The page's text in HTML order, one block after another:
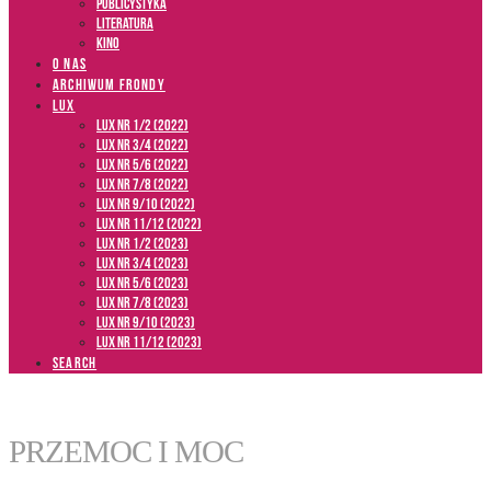
Literatura
Kino
O NAS
ARCHIWUM FRONDY
LUX
LUX NR 1/2 (2022)
LUX NR 3/4 (2022)
LUX NR 5/6 (2022)
LUX NR 7/8 (2022)
LUX nr 9/10 (2022)
LUX NR 11/12 (2022)
LUX NR 1/2 (2023)
LUX NR 3/4 (2023)
LUX NR 5/6 (2023)
LUX NR 7/8 (2023)
LUX NR 9/10 (2023)
LUX NR 11/12 (2023)
SEARCH
PRZEMOC I MOC